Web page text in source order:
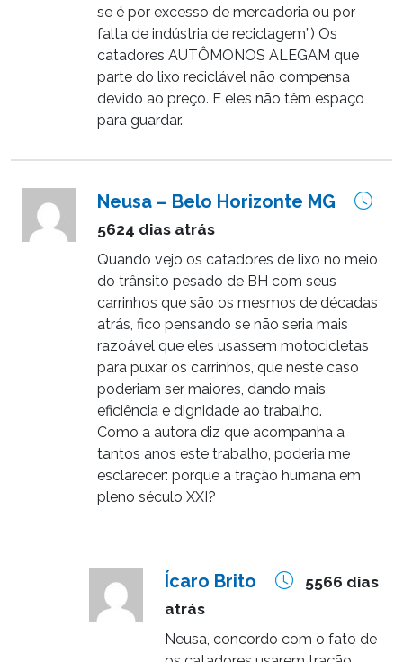
se é por excesso de mercadoria ou por
falta de indústria de reciclagem”) Os
catadores AUTÔMONOS ALEGAM que
parte do lixo reciclável não compensa
devido ao preço. E eles não têm espaço
para guardar.
Neusa – Belo Horizonte MG
5624 dias atrás
Quando vejo os catadores de lixo no meio
do trânsito pesado de BH com seus
carrinhos que são os mesmos de décadas
atrás, fico pensando se não seria mais
razoável que eles usassem motocicletas
para puxar os carrinhos, que neste caso
poderiam ser maiores, dando mais
eficiência e dignidade ao trabalho.
Como a autora diz que acompanha a
tantos anos este trabalho, poderia me
esclarecer: porque a tração humana em
pleno século XXI?
Ícaro Brito
5566 dias
atrás
Neusa, concordo com o fato de